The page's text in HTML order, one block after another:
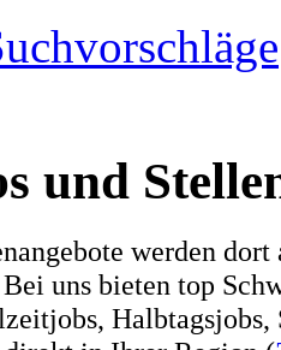
und
werden
uns bieten top